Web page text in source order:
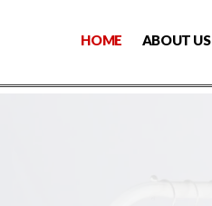
HOME ABOUT US